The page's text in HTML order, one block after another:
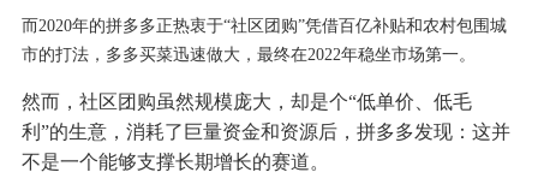
而2020年的拼多多正热衷于“社区团购”凭借百亿补贴和农村包围城
市的打法，多多买菜迅速做大，最终在2022年稳坐市场第一。
然而，社区团购虽然规模庞大，却是个“低单价、低毛
利”的生意，消耗了巨量资金和资源后，拼多多发现：这并
不是一个能够支撑长期增长的赛道。